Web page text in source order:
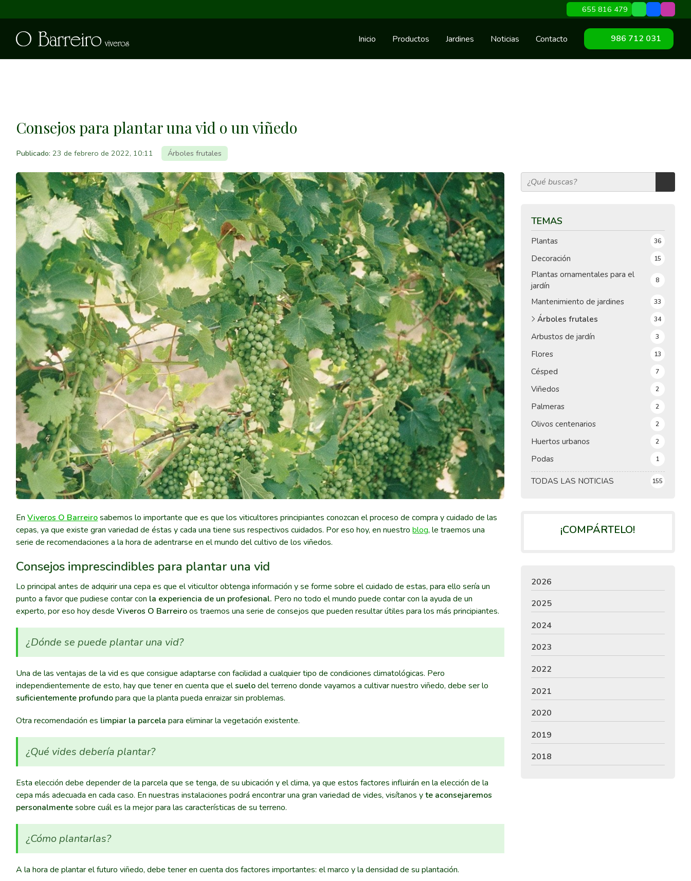
655 816 479
Inicio Productos Jardines Noticias Contacto 986 712 031
Consejos para plantar una vid o un viñedo
Publicado: 23 de febrero de 2022, 10:11 Árboles frutales
TEMAS
TODAS LAS NOTICIAS 155
Plantas 36
Decoración 15
Plantas ornamentales para el
jardín
8
Mantenimiento de jardines 33
Árboles frutales 34
Arbustos de jardín 3
Flores 13
Césped 7
Viñedos 2
Palmeras 2
Olivos centenarios 2
Huertos urbanos 2
Podas 1
EnViveros O Barreirosabemos lo importante que es que los viticultores principiantes conozcan el proceso de compra y cuidado de las
cepas, ya que existe gran variedad de éstas y cada una tiene sus respectivos cuidados. Por eso hoy, en nuestroblog, le traemos una
serie de recomendaciones a la hora de adentrarse en el mundo del cultivo de los viñedos.
Consejos imprescindibles para plantar una vid
Lo principal antes de adquirir una cepa es que el viticultor obtenga información y se forme sobre el cuidado de estas, para ello sería un
punto a favor que pudiese contar con la experiencia de un profesional. Pero no todo el mundo puede contar con la ayuda de un
experto, por eso hoy desdeViveros O Barreiroos traemos una serie de consejos que pueden resultar útiles para los más principiantes.
¿Dónde se puede plantar una vid?
Una de las ventajas de la vid es que consigue adaptarse con facilidad a cualquier tipo de condiciones climatológicas. Pero
independientemente de esto, hay que tener en cuenta que elsuelodel terreno donde vayamos a cultivar nuestro viñedo, debe ser lo
suficientemente profundopara que la planta pueda enraizar sin problemas.
Otra recomendación es limpiar la parcela para eliminar la vegetación existente.
¿Qué vides debería plantar?
Esta elección debe depender de la parcela que se tenga, de su ubicación y el clima, ya que estos factores influirán en la elección de la
cepa más adecuada en cada caso. En nuestras instalaciones podrá encontrar una gran variedad de vides, visítanos yte aconsejaremos
personalmentesobre cuál es la mejor para las características de su terreno.
¿Cómo plantarlas?
A la hora de plantar el futuro viñedo, debe tener en cuenta dos factores importantes: el marco y la densidad de su plantación.
¡COMPÁRTELO!
2026
2025
2024
2023
2022
2021
2020
2019
2018